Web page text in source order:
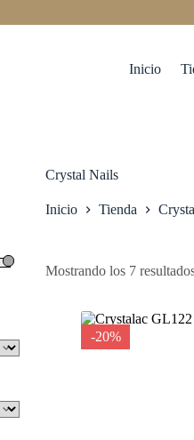
Inicio
Crystal Nails
Inicio Tienda
Mostrando los 7
-20%